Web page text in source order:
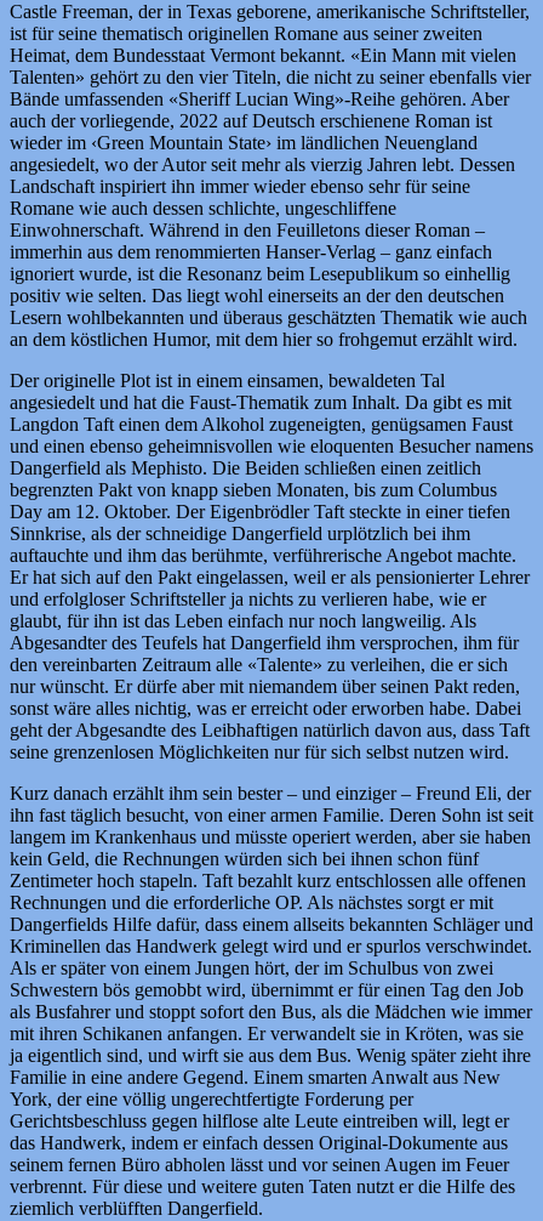
Castle Freeman, der in Texas geborene, amerikanische Schriftsteller,
ist für seine thematisch originellen Romane aus seiner zweiten
Heimat, dem Bundesstaat Vermont bekannt. «Ein Mann mit vielen
Talenten» gehört zu den vier Titeln, die nicht zu seiner ebenfalls vier
Bände umfassenden «Sheriff Lucian Wing»-Reihe gehören. Aber
auch der vorliegende, 2022 auf Deutsch erschienene Roman ist
wieder im ‹Green Mountain State› im ländlichen Neuengland
angesiedelt, wo der Autor seit mehr als vierzig Jahren lebt. Dessen
Landschaft inspiriert ihn immer wieder ebenso sehr für seine
Romane wie auch dessen schlichte, ungeschliffene
Einwohnerschaft. Während in den Feuilletons dieser Roman –
immerhin aus dem renommierten Hanser-Verlag – ganz einfach
ignoriert wurde, ist die Resonanz beim Lesepublikum so einhellig
positiv wie selten. Das liegt wohl einerseits an der den deutschen
Lesern wohlbekannten und überaus geschätzten Thematik wie auch
an dem köstlichen Humor, mit dem hier so frohgemut erzählt wird.
Der originelle Plot ist in einem einsamen, bewaldeten Tal
angesiedelt und hat die Faust-Thematik zum Inhalt. Da gibt es mit
Langdon Taft einen dem Alkohol zugeneigten, genügsamen Faust
und einen ebenso geheimnisvollen wie eloquenten Besucher namens
Dangerfield als Mephisto. Die Beiden schließen einen zeitlich
begrenzten Pakt von knapp sieben Monaten, bis zum Columbus
Day am 12. Oktober. Der Eigenbrödler Taft steckte in einer tiefen
Sinnkrise, als der schneidige Dangerfield urplötzlich bei ihm
auftauchte und ihm das berühmte, verführerische Angebot machte.
Er hat sich auf den Pakt eingelassen, weil er als pensionierter Lehrer
und erfolgloser Schriftsteller ja nichts zu verlieren habe, wie er
glaubt, für ihn ist das Leben einfach nur noch langweilig. Als
Abgesandter des Teufels hat Dangerfield ihm versprochen, ihm für
den vereinbarten Zeitraum alle «Talente» zu verleihen, die er sich
nur wünscht. Er dürfe aber mit niemandem über seinen Pakt reden,
sonst wäre alles nichtig, was er erreicht oder erworben habe. Dabei
geht der Abgesandte des Leibhaftigen natürlich davon aus, dass Taft
seine grenzenlosen Möglichkeiten nur für sich selbst nutzen wird.
Kurz danach erzählt ihm sein bester – und einziger – Freund Eli, der
ihn fast täglich besucht, von einer armen Familie. Deren Sohn ist seit
langem im Krankenhaus und müsste operiert werden, aber sie haben
kein Geld, die Rechnungen würden sich bei ihnen schon fünf
Zentimeter hoch stapeln. Taft bezahlt kurz entschlossen alle offenen
Rechnungen und die erforderliche OP. Als nächstes sorgt er mit
Dangerfields Hilfe dafür, dass einem allseits bekannten Schläger und
Kriminellen das Handwerk gelegt wird und er spurlos verschwindet.
Als er später von einem Jungen hört, der im Schulbus von zwei
Schwestern bös gemobbt wird, übernimmt er für einen Tag den Job
als Busfahrer und stoppt sofort den Bus, als die Mädchen wie immer
mit ihren Schikanen anfangen. Er verwandelt sie in Kröten, was sie
ja eigentlich sind, und wirft sie aus dem Bus. Wenig später zieht ihre
Familie in eine andere Gegend. Einem smarten Anwalt aus New
York, der eine völlig ungerechtfertigte Forderung per
Gerichtsbeschluss gegen hilflose alte Leute eintreiben will, legt er
das Handwerk, indem er einfach dessen Original-Dokumente aus
seinem fernen Büro abholen lässt und vor seinen Augen im Feuer
verbrennt. Für diese und weitere guten Taten nutzt er die Hilfe des
ziemlich verblüfften Dangerfield.